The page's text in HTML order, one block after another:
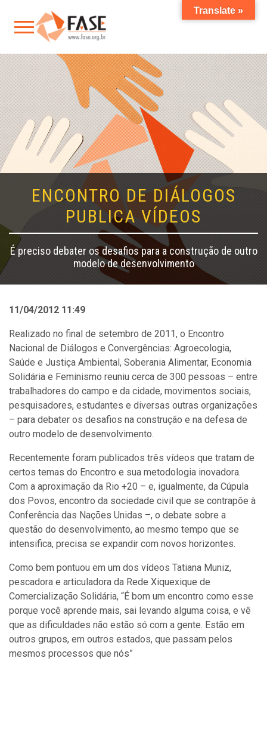
ENCONTRO DE DIÁLOGOS
PUBLICA VÍDEOS
É preciso debater os desafios para a construção de outro
modelo de desenvolvimento
11/04/2012 11:49
Realizado no final de setembro de 2011, o Encontro
Nacional de Diálogos e Convergências: Agroecologia,
Saúde e Justiça Ambiental, Soberania Alimentar, Economia
Solidária e Feminismo reuniu cerca de 300 pessoas – entre
trabalhadores do campo e da cidade, movimentos sociais,
pesquisadores, estudantes e diversas outras organizações
– para debater os desafios na construção e na defesa de
outro modelo de desenvolvimento.
Recentemente foram publicados três vídeos que tratam de
certos temas do Encontro e sua metodologia inovadora.
Com a aproximação da Rio +20 – e, igualmente, da Cúpula
dos Povos, encontro da sociedade civil que se contrapõe à
Conferência das Nações Unidas –, o debate sobre a
questão do desenvolvimento, ao mesmo tempo que se
intensifica, precisa se expandir com novos horizontes.
Como bem pontuou em um dos vídeos Tatiana Muniz,
pescadora e articuladora da Rede Xiquexique de
Comercialização Solidária, “É bom um encontro como esse
porque você aprende mais, sai levando alguma coisa, e vê
que as dificuldades não estão só com a gente. Estão em
outros grupos, em outros estados, que passam pelos
mesmos processos que nós”
Translate »